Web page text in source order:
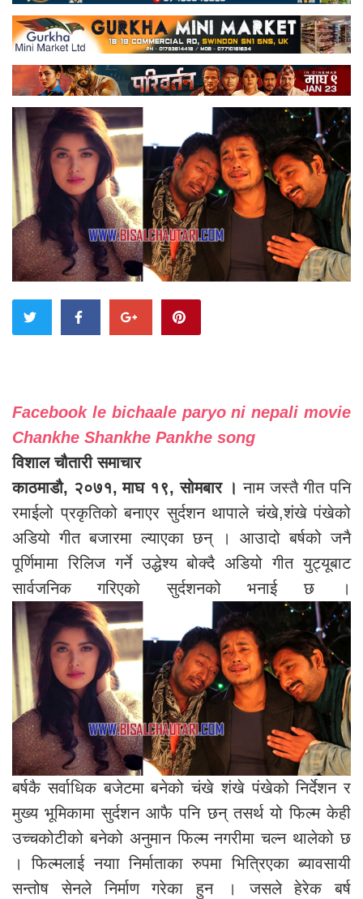
Facebook le bichaale paryo ni nepali movie
Chankhe Shankhe Pankhe song
विशाल चौतारी समाचार
काठमाडौ, २०७१, माघ १९, सोमबार । नाम जस्तै गीत पनि
रमाईलो प्रकृतिको बनाएर सुर्दशन थापाले चंखे,शंखे पंखेको
अडियो गीत बजारमा ल्याएका छन् । आउादो बर्षको जनै
पूर्णिमामा रिलिज गर्ने उद्धेश्य बोक्दै अडियो गीत युट्यूबाट
सार्वजनिक गरिएको सुर्दशनको भनाई छ ।
बर्षकै सर्वाधिक बजेटमा बनेको चंखे शंखे पंखेको निर्देशन र
मुख्य भूमिकामा सुर्दशन आफै पनि छन् तसर्थ यो फिल्म केही
उच्चकोटीको बनेको अनुमान फिल्म नगरीमा चल्न थालेको छ
। फिल्मलाई नयाा निर्माताका रुपमा भित्रिएका ब्यावसायी
सन्तोष सेनले निर्माण गरेका हुन । जसले हेरेक बर्ष